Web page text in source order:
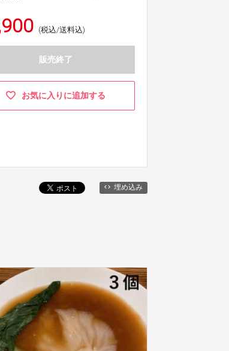
(税込/送料込)
販売終了
お気に入りに追加する
埋め込み